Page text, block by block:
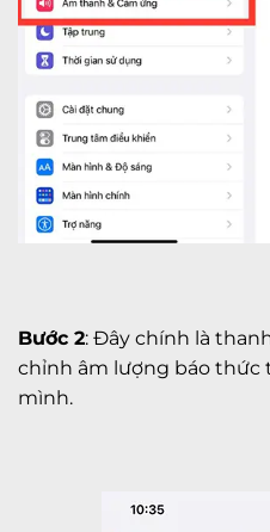
Bước 2: Đây chính là
chỉnh âm lượng báo thức
mình.